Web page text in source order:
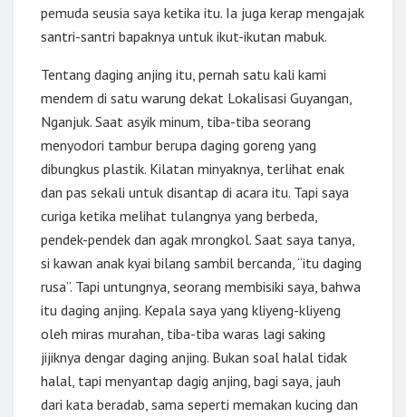
pemuda seusia saya ketika itu. Ia juga kerap mengajak
santri-santri bapaknya untuk ikut-ikutan mabuk.
Tentang daging anjing itu, pernah satu kali kami
mendem di satu warung dekat Lokalisasi Guyangan,
Nganjuk. Saat asyik minum, tiba-tiba seorang
menyodori tambur berupa daging goreng yang
dibungkus plastik. Kilatan minyaknya, terlihat enak
dan pas sekali untuk disantap di acara itu. Tapi saya
curiga ketika melihat tulangnya yang berbeda,
pendek-pendek dan agak mrongkol. Saat saya tanya,
si kawan anak kyai bilang sambil bercanda, “itu daging
rusa”. Tapi untungnya, seorang membisiki saya, bahwa
itu daging anjing. Kepala saya yang kliyeng-kliyeng
oleh miras murahan, tiba-tiba waras lagi saking
jijiknya dengar daging anjing. Bukan soal halal tidak
halal, tapi menyantap dagig anjing, bagi saya, jauh
dari kata beradab, sama seperti memakan kucing dan